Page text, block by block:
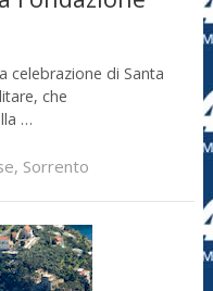
celebrazione di Santa
che
…
, Sorrento